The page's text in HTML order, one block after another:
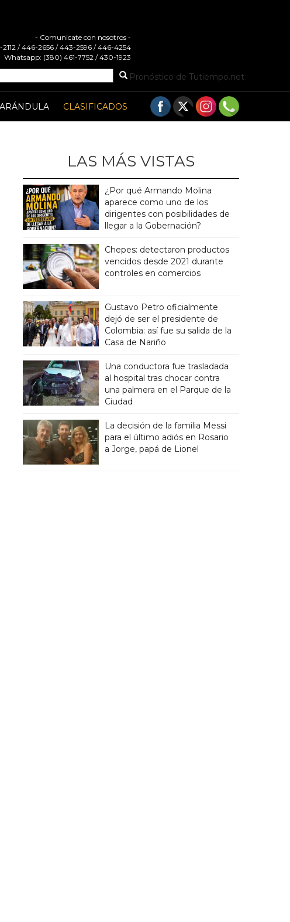
- Comunicate con nosotros -
/ 446-2656 / 443-2596 / 446-4254
Whatsapp: (380) 461-7752 / 430-1923
Pronóstico de Tutiempo.net
CLASIFICADOS
LAS MÁS VISTAS
¿Por qué Armando Molina
aparece como uno de los
dirigentes con posibilidades de
llegar a la Gobernación?
Chepes: detectaron productos
vencidos desde 2021 durante
controles en comercios
Gustavo Petro oficialmente
dejó de ser el presidente de
Colombia: así fue su salida de la
Casa de Nariño
Una conductora fue trasladada
al hospital tras chocar contra
una palmera en el Parque de la
Ciudad
La decisión de la familia Messi
para el último adiós en Rosario
a Jorge, papá de Lionel